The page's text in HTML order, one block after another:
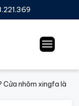
Cửa nhôm xingfa là